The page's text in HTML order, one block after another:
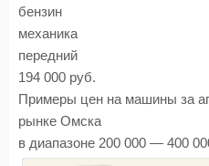
бензин
механика
передний
194 000 руб.
Примеры цен на машины за
рынке Омска
в диапазоне 200 000 — 400